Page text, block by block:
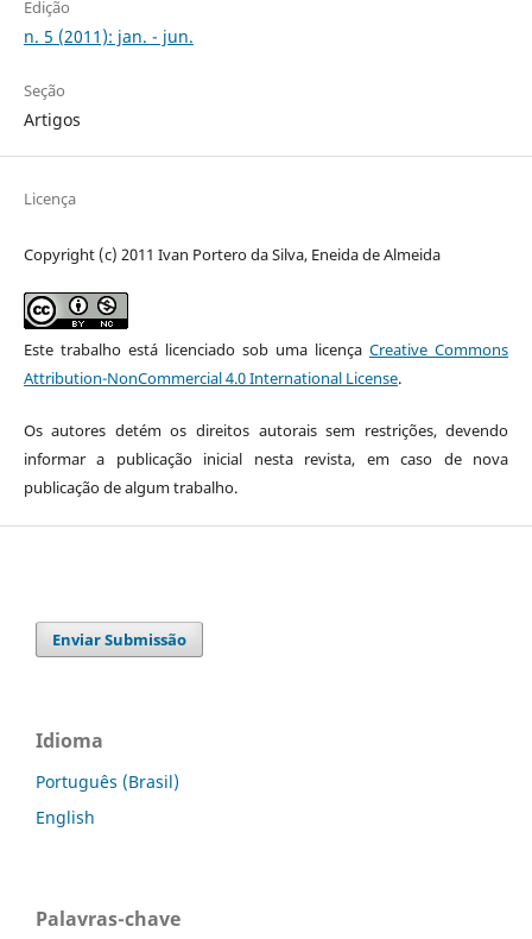
Edição
n. 5 (2011): jan. - jun.
Seção
Artigos
Licença
Copyright (c) 2011 Ivan Portero da Silva, Eneida de Almeida
Este trabalho está licenciado sob uma licençaCreative Commons
Attribution-NonCommercial 4.0 International License.
Os autores detém os direitos autorais sem restrições, devendo
informar a publicação inicial nesta revista, em caso de nova
publicação de algum trabalho.
Enviar Submissão
Idioma
Português (Brasil)
English
Palavras-chave